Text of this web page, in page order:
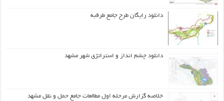
دانلود رایگان طرح جامع طرقبه
دانلود چشم انداز و استراتژی شهر مشهد
خلاصه گزارش مرحله اول مطالعات جامع حمل و نقل مشهد